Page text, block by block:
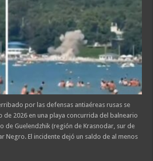
por las defensas antiaéreas rusas se
de 2026 en una playa concurrida del balneario
de Guelendzhik (región de Krasnodar, sur de
Negro. El incidente dejó un saldo de al menos